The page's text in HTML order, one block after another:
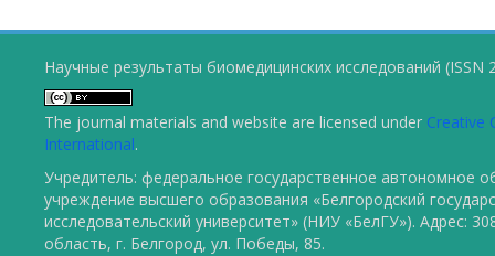
Научные результаты биомедицинских исследований (ISSN
The journal materials and website are licensed under Creative
International.
Учредитель: федеральное государственное автономное
учреждение высшего образования «Белгородский
исследовательский университет» (НИУ «БелГУ»). Адрес:
область, г. Белгород, ул. Победы, 85.